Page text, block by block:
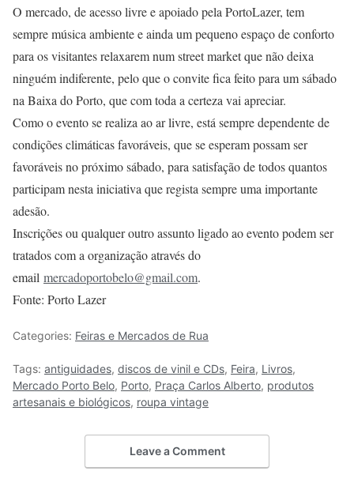
O mercado, de acesso livre e apoiado pela PortoLazer, tem
sempre música ambiente e ainda um pequeno espaço de conforto
para os visitantes relaxarem num street market que não deixa
ninguém indiferente, pelo que o convite fica feito para um sábado
na Baixa do Porto, que com toda a certeza vai apreciar.
Como o evento se realiza ao ar livre, está sempre dependente de
condições climáticas favoráveis, que se esperam possam ser
favoráveis no próximo sábado, para satisfação de todos quantos
participam nesta iniciativa que regista sempre uma importante
adesão.
Inscrições ou qualquer outro assunto ligado ao evento podem ser
tratados com a organização através do
email mercadoportobelo@gmail.com.
Fonte: Porto Lazer
Categories: Feiras e Mercados de Rua
Tags: antiguidades, discos de vinil e CDs, Feira, Livros,
Mercado Porto Belo, Porto, Praça Carlos Alberto, produtos
artesanais e biológicos, roupa vintage
Leave a Comment